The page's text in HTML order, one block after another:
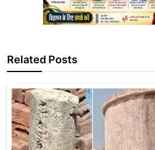
Related Posts